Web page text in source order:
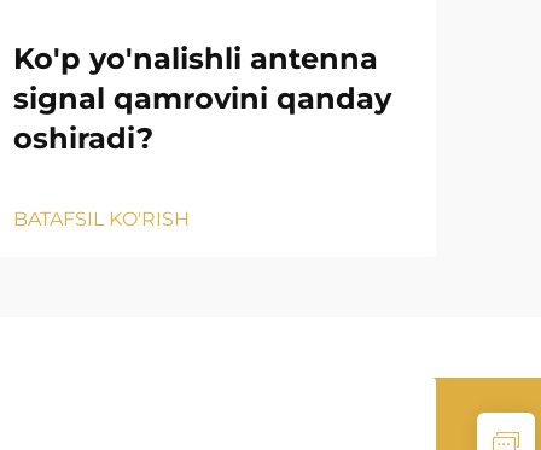
Ko'p yo'nalishli antenna
signal qamrovini qanday
oshiradi?
BATAFSIL KO'RISH